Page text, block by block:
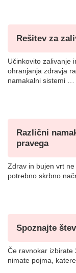
Rešitev za
Učinkovito zalivanje
ohranjanja zdravja
namakalni sistemi …
Različni
pravega
Zdrav in bujen vrt
potrebno skrbno
Spoznajte
Če ravnokar izbirate
nimate pojma,